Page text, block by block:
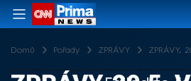
Domů Pořady ZPRÁVY ZPRÁVY,